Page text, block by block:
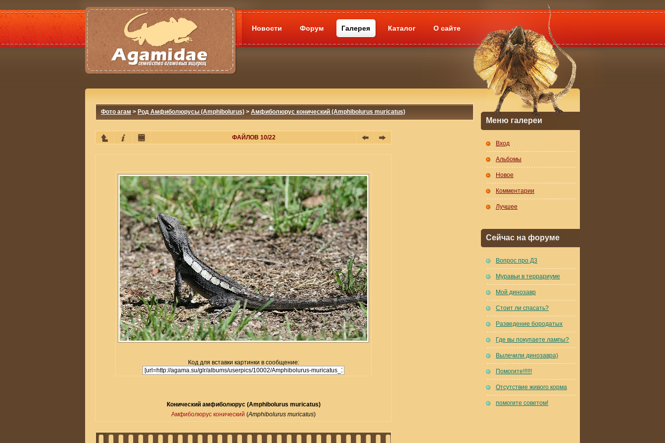
Новости Форум Галерея Каталог О сайте
Фото агам > Род Амфиболюрусы (Amphibolurus) > Амфиболюрус конический (Amphibolurus muricatus)
ФАЙЛОВ 10/22
Код для вставки картинки в сообщение:
Конический амфиболюрус (Amphibolurus muricatus)
Амфиболюрус конический (Amphibolurus muricatus)
Меню галереи
Вход
Альбомы
Новое
Комментарии
Лучшее
Сейчас на форуме
Вопрос про Д3
Муравьи в террариуме
Мой динозавр
Стоит ли спасать?
Разведение бородатых
Где вы покупаете лампы?
Вылечили динозавра)
Помогите!!!!!!
Отсутствие живого корма
помогите советом!